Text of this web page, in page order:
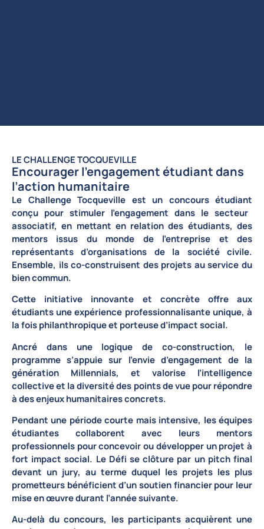
LE CHALLENGE TOCQUEVILLE
Encourager l’engagement étudiant dans
l’action humanitaire
Le Challenge Tocqueville est un concours étudiant
conçu pour stimuler l’engagement dans le secteur
associatif, en mettant en relation des étudiants, des
mentors issus du monde de l’entreprise et des
représentants d’organisations de la société civile.
Ensemble, ilsco-construisent des projets au service du
bien commun.
Cette initiative innovante et concrète offre aux
étudiants uneexpérience professionnalisante unique, à
la foisphilanthropiqueet porteuse d’impact social.
Ancré dans une logique deco-construction, le
programme s’appuie sur l’envie d’engagement de la
génération Millennials, et valorise l’intelligence
collectiveet ladiversité des points de vuepour répondre
à des enjeux humanitaires concrets.
Pendant une période courte mais intensive, les équipes
étudiantes collaborent avec leurs mentors
professionnels pourconcevoir ou développer un projet à
fort impact social. Le Défi se clôture par un pitch final
devant un jury, au terme duquel les projets les plus
prometteurs bénéficientd’un soutien financier pour leur
mise en œuvre durant l’année suivante.
Au-delà du concours, les participants acquièrent une